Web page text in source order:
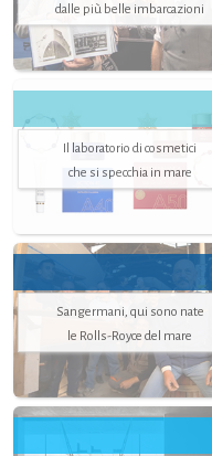
dalle più belle imbarcazioni
Il laboratorio di cosmetici
che si specchia in mare
Sangermani, qui sono nate
le Rolls-Royce del mare